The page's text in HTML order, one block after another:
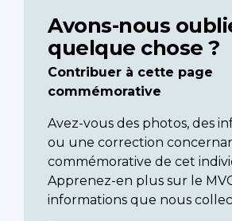
Avons-nous
quelque chose ?
Contribuer à cette page
commémorative
Avez-vous des photos, des
ou une correction
commémorative de cet
Apprenez-en plus sur le
informations que nous